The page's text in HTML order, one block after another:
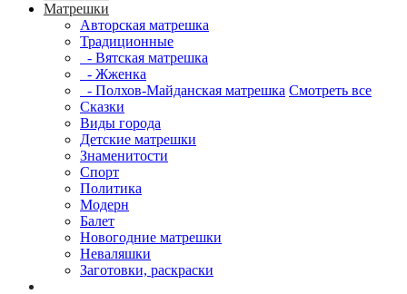
Матрешки
Авторская матрешка
Традиционные
- Вятская матрешка
- Жженка
- Полхов-Майданская матрешка Смотреть все
Сказки
Виды города
Детские матрешки
Знаменитости
Спорт
Политика
Модерн
Балет
Новогодние матрешки
Неваляшки
Заготовки, раскраски